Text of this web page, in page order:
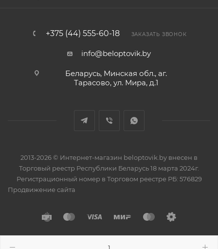
+375 (44) 555-60-18 ЗАКАЗАТЬ ЗВОНОК
info@beloptovik.by
Беларусь, Минская обл., аг.
Тарасово, ул. Мира, д.1
2013-2026 © Интернет-магазин beloptovik.by внесен в
Торговый реестр Республики Беларусь 18 марта 2024г.
Регистрационный номер в Торговом реестре РБ: 576829
Продвижение сайта
Разработано в